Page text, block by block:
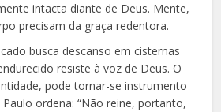
intacta diante de Deus. Mente,
precisam da graça redentora.
busca descanso em cisternas
resiste à voz de Deus. O
pode tornar-se instrumento
ordena: “Não reine, portanto,